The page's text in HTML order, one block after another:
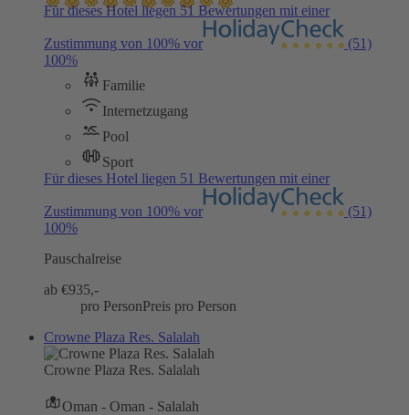
Für dieses Hotel liegen 51 Bewertungen mit einer
Zustimmung von 100% vor
(51)
100%
Familie
Internetzugang
Pool
Sport
Für dieses Hotel liegen 51 Bewertungen mit einer
Zustimmung von 100% vor
(51)
100%
Pauschalreise
ab €935,-
pro PersonPreis pro Person
Crowne Plaza Res. Salalah
Crowne Plaza Res. Salalah
Oman - Oman - Salalah